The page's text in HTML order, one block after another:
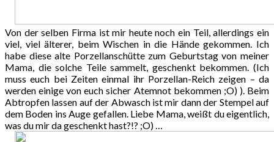
Von der selben Firma ist mir heute noch ein Teil, allerdings ein
viel, viel älterer, beim Wischen in die Hände gekommen. Ich
habe diese alte Porzellanschütte zum Geburtstag von meiner
Mama, die solche Teile sammelt, geschenkt bekommen. (Ich
muss euch bei Zeiten einmal ihr Porzellan-Reich zeigen – da
werden einige von euch sicher Atemnot bekommen ;O) ). Beim
Abtropfen lassen auf der Abwasch ist mir dann der Stempel auf
dem Boden ins Auge gefallen. Liebe Mama, weißt du eigentlich,
was du mir da geschenkt hast?!? ;O) …